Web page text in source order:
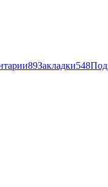
89Закладки548